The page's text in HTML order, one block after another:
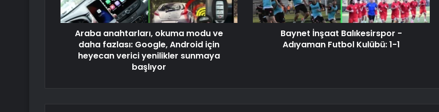
Araba anahtarları, okuma modu ve
daha fazlası: Google, Android için
heyecan verici yenilikler sunmaya
başlıyor
Baynet İnşaat Balıkesirspor -
Adıyaman Futbol Kulübü: 1-1